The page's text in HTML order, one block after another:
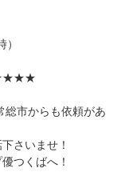
総市からも依頼があ
さいませ！
つくばへ！